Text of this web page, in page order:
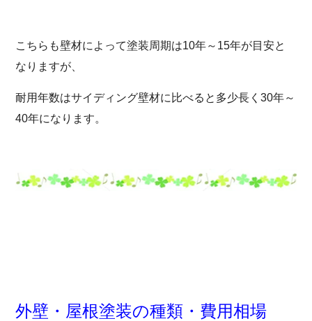
こちらも壁材によって塗装周期は10年～15年が目安と
なりますが、
耐用年数はサイディング壁材に比べると多少長く30年～
40年になります。
外壁・屋根塗装の種類・費用相場